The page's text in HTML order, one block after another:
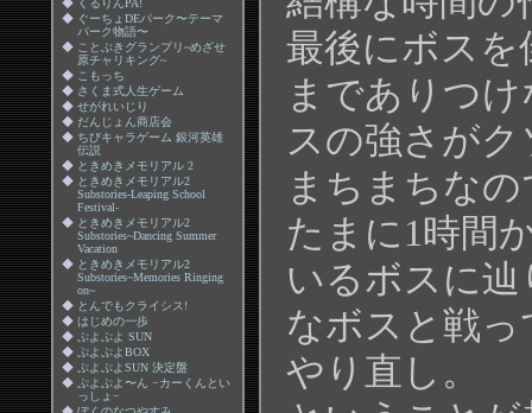
◆ くるりんPA!
◆ ぐーちょDEパーク〜テーマ
パーク物語〜
◆ ことぶきグランプリ~めざせ
原チャリキング~
◆ こもっち
◆ さくま式人生ゲーム
◆ せがれいじり
◆ だんじょん商店会
◆ ちびキャラゲーム 銀河英雄
伝説
◆ ときめきメモリアル 2
◆ ときめきメモリアル2
Substories-Leaping School
Festival-
◆ ときめきメモリアル2
Substories~Dancing Summer
Vacation
◆ ときめきメモリアル2
Substories~Memories Ringing
on~
◆ とんでもクライシス!
◆ はじめの一歩
◆
ぷよぷよ SUN
◆
ぷよぷよBOX
◆
ぷよぷよSUN 決定盤
◆
ぷよぷよ〜ん −カーくんとい
っしょ−
最後にボス
までありつ
スの強さが
まちまちなの
たまに1時間
いるボスに
なボスと戦
やり直し。